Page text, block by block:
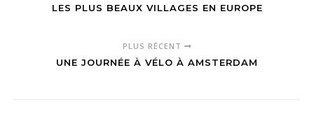
LES PLUS BEAUX VILLAGES EN EUROPE
PLUS RÉCENT
UNE JOURNÉE À VÉLO À AMSTERDAM